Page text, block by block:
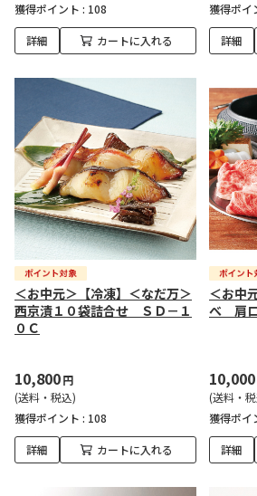
獲得ポイント : 108
詳細 カートに入れる
獲得ポイ
詳細
＜お中元＞【冷凍】＜なだ万＞
西京漬１０袋詰合せ ＳＤ－１
０Ｃ
10,800円
(送料・税込)
獲得ポイント : 108
詳細 カートに入れる
＜お中
べ 肩ロ
10,000
(送料・
獲得ポイ
詳細